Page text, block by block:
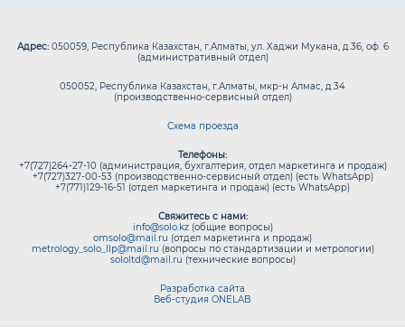
Адрес:050059, Республика Казахстан, г.Алматы, ул. Хаджи Мукана, д.36, оф. 6
(административный отдел)
050052, Республика Казахстан, г.Алматы, мкр-н Алмас, д.34
(производственно-сервисный отдел)
Схема проезда
Телефоны:
+7(727)264-27-10 (администрация, бухгалтерия, отдел маркетинга и продаж)
+7(727)327-00-53 (производственно-сервисный отдел) (есть WhatsApp)
+7(771)129-16-51 (отдел маркетинга и продаж) (есть WhatsApp)
Свяжитесь с нами:
info@solo.kz(общие вопросы)
omsolo@mail.ru (отдел маркетинга и продаж)
metrology_solo_llp@mail.ru (вопросы по стандартизации и метрологии)
sololtd@mail.ru (технические вопросы)
Разработка сайта
Веб-студия ONELAB